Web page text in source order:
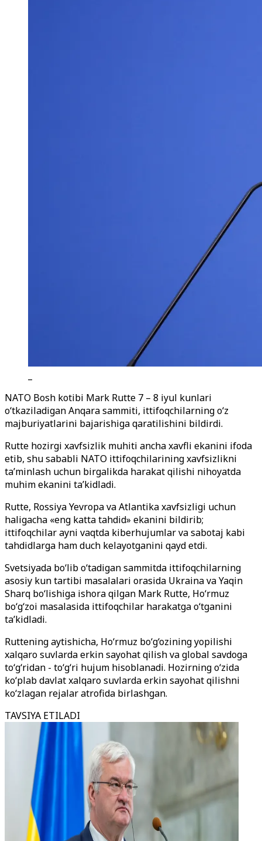
NATO Bosh kotibi Mark Rutte 7 – 8 iyul kunlari
o‘tkaziladigan Anqara sammiti, ittifoqchilarning o‘z
majburiyatlarini bajarishiga qaratilishini bildirdi.
Rutte hozirgi xavfsizlik muhiti ancha xavfli ekanini ifoda
etib, shu sababli NATO ittifoqchilarining xavfsizlikni
ta’minlash uchun birgalikda harakat qilishi nihoyatda
muhim ekanini ta’kidladi.
Rutte, Rossiya Yevropa va Atlantika xavfsizligi uchun
haligacha «eng katta tahdid» ekanini bildirib;
ittifoqchilar ayni vaqtda kiberhujumlar va sabotaj kabi
tahdidlarga ham duch kelayotganini qayd etdi.
Svetsiyada bo‘lib o‘tadigan sammitda ittifoqchilarning
asosiy kun tartibi masalalari orasida Ukraina va Yaqin
Sharq bo‘lishiga ishora qilgan Mark Rutte, Ho‘rmuz
bo‘g‘zoi masalasida ittifoqchilar harakatga o‘tganini
ta’kidladi.
Ruttening aytishicha, Ho‘rmuz bo‘g‘ozining yopilishi
xalqaro suvlarda erkin sayohat qilish va global savdoga
to‘g‘ridan - to‘g‘ri hujum hisoblanadi. Hozirning o‘zida
ko‘plab davlat xalqaro suvlarda erkin sayohat qilishni
ko‘zlagan rejalar atrofida birlashgan.
TAVSIYA ETILADI